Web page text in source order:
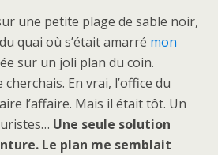
une petite plage de sable noir,
quai où s’était amarré mon
sur un joli plan du coin.
En vrai, l’office du
l’affaire. Mais il était tôt. Un
Une seule solution
Le plan me semblait